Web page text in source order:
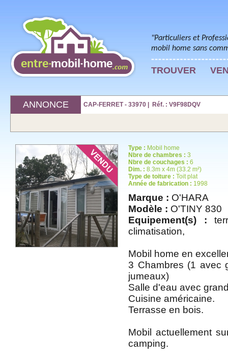
"Particuliers et
mobil home sans
TROUVER
ANNONCE CAP-FERRET - 33970 | Réf. : V9F98DQV
Type : Mobil home
Nbre de chambres : 3
Nbre de couchages : 6
Dim. : 8.3m x 4m (33.2 m²)
Type de toiture : Toit plat
Année de fabrication : 1998
Marque : O'HARA
Modèle : O'TINY 830
Equipement(s) :
climatisation,
Mobil home en
3 Chambres (1 avec
jumeaux)
Salle d'eau avec
Cuisine américaine.
Terrasse en bois.
Mobil actuellement
camping.